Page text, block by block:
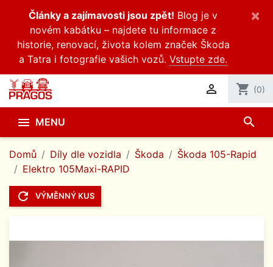
Články a zajímavosti jsou zpět! Blog je v
novém kabátku – najdete tu informace z
historie, renovací, života kolem značek Škoda
a Tatra i fotografie vašich vozů. Vstupte zde.
×
 shopping_cart (0)
 MENU search
Domů Díly dle vozidla Škoda
Škoda 105-Rapid
Elektro 105Maxi-RAPID
refresh VÝMĚNNÝ KUS